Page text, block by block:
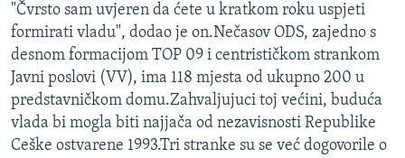
VIŠE OD NASLOVA
GENOCID U SREBRENICI
POPLAVE I KLIZIŠTA U BIH 2024.
TV LIBERTY
POST SCRIPTUM
PRATITE NAS
Sve RFE/RL stranice
"Čvrsto sam uvjeren da ćete u kratkom roku uspjeti
formirati vladu", dodao je on.Nečasov ODS, zajedno s
desnom formacijom TOP 09 i centrističkom strankom
Javni poslovi (VV), ima 118 mjesta od ukupno 200 u
predstavničkom domu.Zahvaljujuci toj većini, buduća
vlada bi mogla biti najjača od nezavisnosti Republike
Ceške ostvarene 1993.Tri stranke su se već dogovorile o